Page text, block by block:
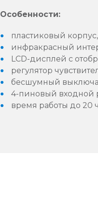
Особенности:
пластиковый корпус,
инфракрасный
LCD-дисплей с
регулятор
бесшумный
4-пиновый входной
время работы до 20